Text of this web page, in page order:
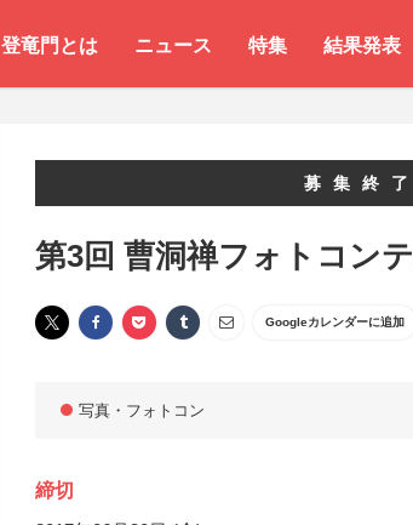
登竜門とは ニュース 特集 結果発表
募集終了
第3回 曹洞禅フォトコン
Googleカレンダーに追加
写真・フォトコン
締切